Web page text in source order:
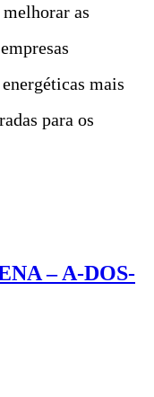
as
mais
para os
– A-DOS-